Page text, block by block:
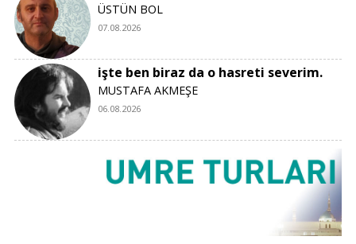
ÜSTÜN BOL
07.08.2026
işte ben biraz da o hasreti severim.
MUSTAFA AKMEŞE
06.08.2026